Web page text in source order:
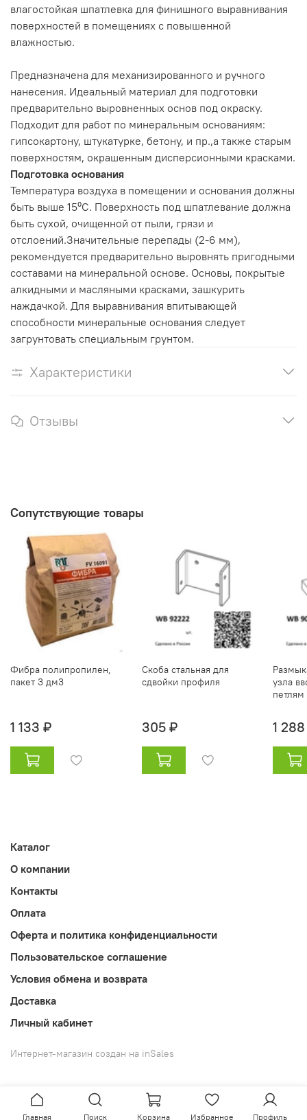
влагостойкая шпатлевка для финишного выравнивания
поверхностей в помещениях с повышенной
влажностью.
Предназначена для механизированного и ручного
нанесения. Идеальный материал для подготовки
предварительно выровненных основ под окраску.
Подходит для работ по минеральным основаниям:
гипсокартону, штукатурке, бетону, и пр.,а также старым
поверхностям, окрашенным дисперсионными красками.
Подготовка основания
Температура воздуха в помещении и основания должны
быть выше 15⁰С. Поверхность под шпатлевание должна
быть сухой, очищенной от пыли, грязи и
отслоений.Значительные перепады (2-6 мм),
рекомендуется предварительно выровнять пригодными
составами на минеральной основе. Основы, покрытые
алкидными и масляными красками, зашкурить
наждачкой. Для выравнивания впитывающей
способности минеральные основания следует
загрунтовать специальным грунтом.
Характеристики
Отзывы
Сопутствующие товары
Фибра полипропилен,
пакет 3 дм3
1 133 ₽
Скоба стальная для
сдвойки профиля
305 ₽
узла
1
Каталог
О компании
Контакты
Оплата
Оферта и политика конфиденциальности
Пользовательское соглашение
Условия обмена и возврата
Доставка
Личный кабинет
Интернет-магазин создан на inSales
Главная Поиск Корзина Избранное Профиль